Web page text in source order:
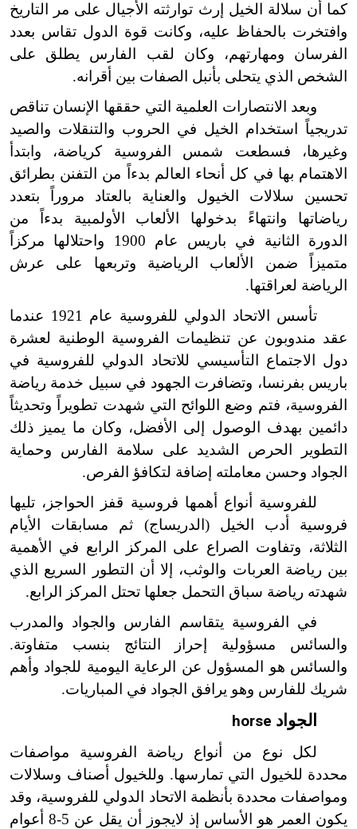
كما أن سلالة الخيل إرث توارثته الأجيال على مر التاريخ
وافتخرت بالحفاظ عليه، وكانت قوة الدول تقاس بعدد
الفرسان ومهارتهم، وكان لقب الفارس يطلق على
الشخص الذي يتحلى بأنبل الصفات بين أقرانه.
وبعد الانتصارات العلمية التي حققها الإنسان تناقص
تدريجياً استخدام الخيل في الحروب والتنقلات والصيد
وغيرها، فسطعت شمس الفروسية كرياضة، وابتدأ
الاهتمام بها في كل أنحاء العالم بدءاً من التفنن بطرائق
تحسين سلالات الخيول والعناية بالعتاد مروراً بتعدد
رياضاتها وانتهاءً بدخولها الألعاب الأولمبية بدءاً من
الدورة الثانية في باريس عام 1900 واحتلالها مركزاً
متميزاً ضمن الألعاب الرياضية وتربعها على عرش
الرياضة لعراقتها.
تأسس الاتحاد الدولي للفروسية عام 1921 عندما
عقد مندوبون عن تنظيمات الفروسية الوطنية لعشرة
دول الاجتماع التأسيسي للاتحاد الدولي للفروسية في
باريس بفرنسا، وتضافرت الجهود في سبيل خدمة رياضة
الفروسية، فتم وضع اللوائح التي شهدت تطويراً وتحديثاً
دائمين بهدف الوصول إلى الأفضل، وكان ما يميز ذلك
التطوير الحرص الشديد على سلامة الفارس وحماية
الجواد وحسن معاملته إضافة لتكافؤ الفرص.
للفروسية أنواع أهمها فروسية قفز الحواجز، تليها
فروسية أدب الخيل (الدريساج) ثم مسابقات الأيام
الثلاثة، وتفاوت الصراع على المركز الرابع في الأهمية
بين رياضة العربات والوثب، إلا أن التطور السريع الذي
شهدته رياضة سباق التحمل جعلها تحتل المركز الرابع.
في الفروسية يتقاسم الفارس والجواد والمدرب
والسائس مسؤولية إحراز النتائج بنسب متفاوتة.
والسائس هو المسؤول عن الرعاية اليومية للجواد وأهم
شريك للفارس وهو يرافق الجواد في المباريات.
الجواد horse
لكل نوع من أنواع رياضة الفروسية مواصفات
محددة للخيول التي تمارسها. وللخيول أصناف وسلالات
ومواصفات محددة بأنظمة الاتحاد الدولي للفروسية، وقد
يكون العمر هو الأساس إذ لا
يجوز أن يقل عن 5-8 أعوام